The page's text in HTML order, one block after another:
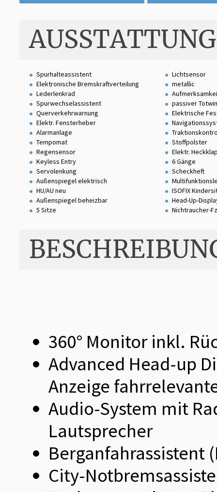
AUSSTATTUNG
Spurhalteassistent
Lichtsensor
Elektronische Bremskraftverteilung
metallic
Lederlenkrad
Spurwechselassistent
passiver
Querverkehrwarnung
Elektrische
Elektr. Fensterheber
Alarmanlage
Tempomat
Stoffpolster
Regensensor
Elektr.
Keyless Entry
6 Gänge
Servolenkung
Scheckheft
Außenspiegel elektrisch
HU/AU neu
ISOFIX
Außenspiegel beheizbar
Head-Up-
5 Sitze
Nichtraucher-
360° Monitor inkl.
Advanced Head-up
Anzeige
Audio-System mit
Lautsprecher
Berganfahrassistent
City-